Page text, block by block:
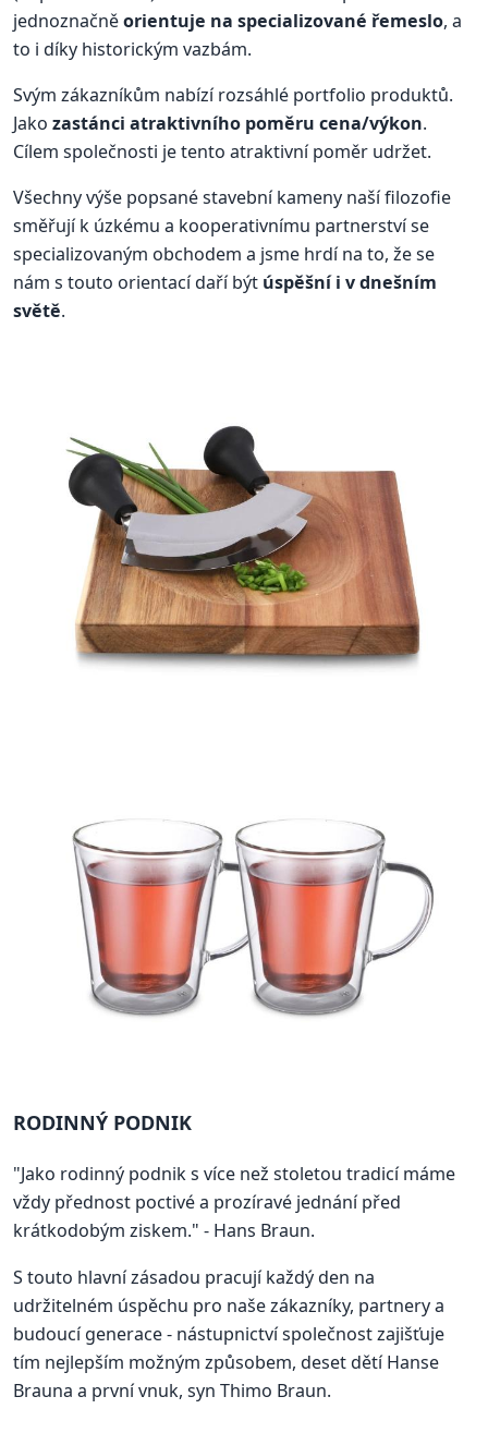
jednoznačněorientuje na specializované řemeslo, a
to i díky historickým vazbám.
Svým zákazníkům nabízí rozsáhlé portfolio produktů.
Jako zastánci atraktivního poměru cena/výkon.
Cílem společnosti je tento atraktivní poměr udržet.
Všechny výše popsané stavební kameny naší filozofie
směřují k úzkému a kooperativnímu partnerství se
specializovaným obchodem a jsme hrdí na to, že se
nám s touto orientací daří být úspěšní i v dnešním
světě.
RODINNÝ PODNIK
"Jako rodinný podnik s více než stoletou tradicí máme
vždy přednost poctivé a prozíravé jednání před
krátkodobým ziskem." - Hans Braun.
S touto hlavní zásadou pracují každý den na
udržitelném úspěchu pro naše zákazníky, partnery a
budoucí generace - nástupnictví společnost zajišťuje
tím nejlepším možným způsobem, deset dětí Hanse
Brauna a první vnuk, syn Thimo Braun.